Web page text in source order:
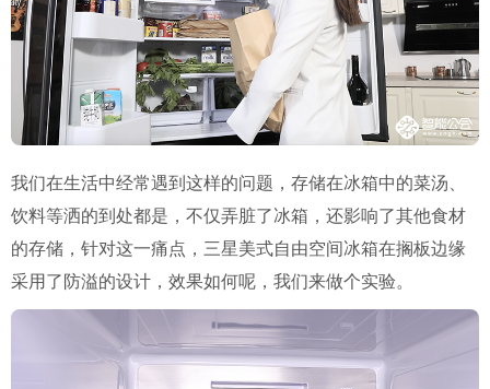
我们在生活中经常遇到这样的问题，存储在冰箱中的菜汤、
饮料等洒的到处都是，不仅弄脏了冰箱，还影响了其他食材
的存储，针对这一痛点，三星美式自由空间冰箱在搁板边缘
采用了防溢的设计，效果如何呢，我们来做个实验。